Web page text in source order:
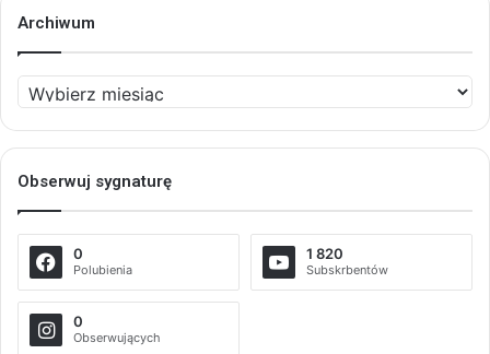
Archiwum
Archiwum
Obserwuj sygnaturę
0
Polubienia
1 820
Subskrbentów
0
Obserwujących